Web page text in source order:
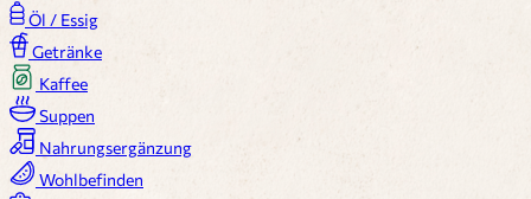
Öl / Essig
Getränke
Kaffee
Suppen
Nahrungsergänzung
Wohlbefinden